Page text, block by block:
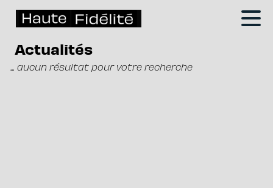
Actualités
... aucun résultat pour votre recherche